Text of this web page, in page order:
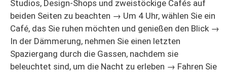
Studios, Design-Shops und zweistöckige Cafés auf
beiden Seiten zu beachten → Um 4 Uhr, wählen Sie ein
Café, das Sie ruhen möchten und genießen den Blick →
In der Dämmerung, nehmen Sie einen letzten
Spaziergang durch die Gassen, nachdem sie
beleuchtet sind, um die Nacht zu erleben → Fahren Sie